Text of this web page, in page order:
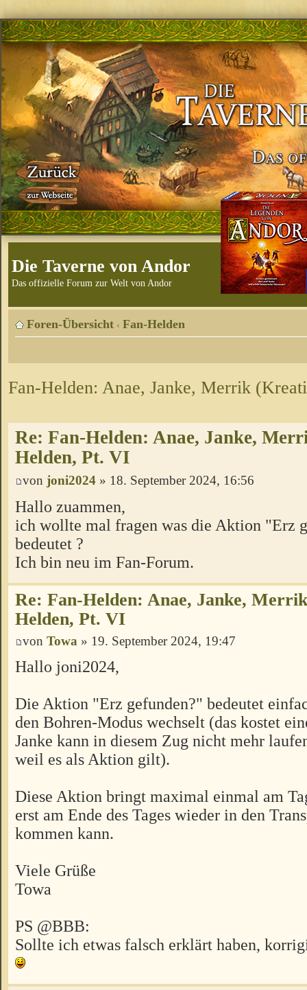
Die Taverne von Andor
Das offizielle Forum zur Welt von Andor
Foren-Übersicht ‹ Fan-Helden
Fan-Helden: Anae, Janke, Merrik
Re: Fan-Helden: Anae, Janke,
Helden, Pt. VI
von joni2024 » 18. September 2024, 16:56
Hallo zuammen,
ich wollte mal fragen was die Aktion "Erz
bedeutet ?
Ich bin neu im Fan-Forum.
Re: Fan-Helden: Anae, Janke,
Helden, Pt. VI
von Towa » 19. September 2024, 19:47
Hallo joni2024,
Die Aktion "Erz gefunden?" bedeutet
den Bohren-Modus wechselt (das kostet
Janke kann in diesem Zug nicht mehr
weil es als Aktion gilt).
Diese Aktion bringt maximal einmal am
erst am Ende des Tages wieder in den
kommen kann.
Viele Grüße
Towa
PS @BBB:
Sollte ich etwas falsch erklärt haben,